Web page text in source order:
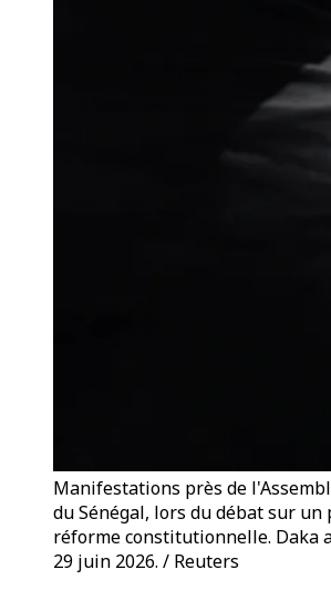
Manifestations près de
du Sénégal, lors du débat sur un
réforme constitutionnelle. Daka
29 juin 2026. / Reuters